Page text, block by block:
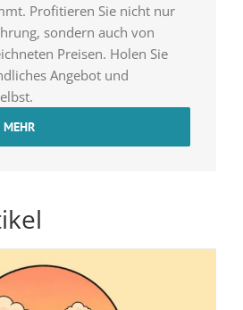
Profitieren Sie nicht nur
sondern auch von
Preisen. Holen Sie
Angebot und
MEHR